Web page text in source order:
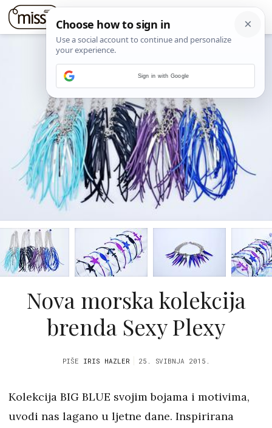
Nova morska kolekcija
brenda Sexy Plexy
PIŠE IRIS HAZLER 25. SVIBNJA 2015.
Kolekcija BIG BLUE svojim bojama i motivima,
uvodi nas lagano u ljetne dane. Inspirirana
Sign in with Google